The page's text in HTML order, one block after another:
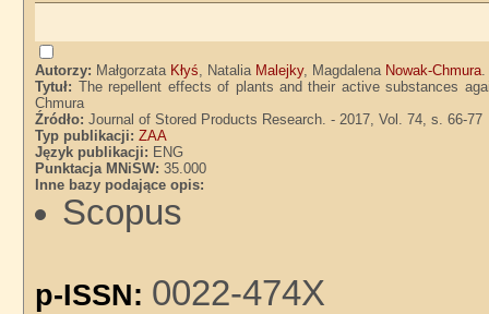
Autorzy: Małgorzata Kłyś, Natalia Malejky, Magdalena Nowak-Chmura.
Tytuł: The repellent effects of plants and their active substances
Chmura
Źródło:Journal of Stored Products Research. - 2017, Vol. 74, s. 66-77
Typ publikacji:ZAA
Język publikacji: ENG
Punktacja MNiSW:35.000
Inne bazy podające opis:
Scopus
p-ISSN: 0022-474X